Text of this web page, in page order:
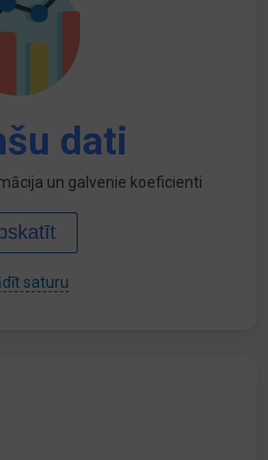
dati
un galvenie koeficienti
saturu